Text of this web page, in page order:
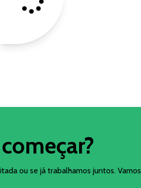
ou se já trabalhamos juntos. Vamos